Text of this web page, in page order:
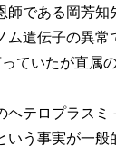
である岡芳知
ム遺伝子の異
ていたが直属
ヘテロプラス
いう事実が一